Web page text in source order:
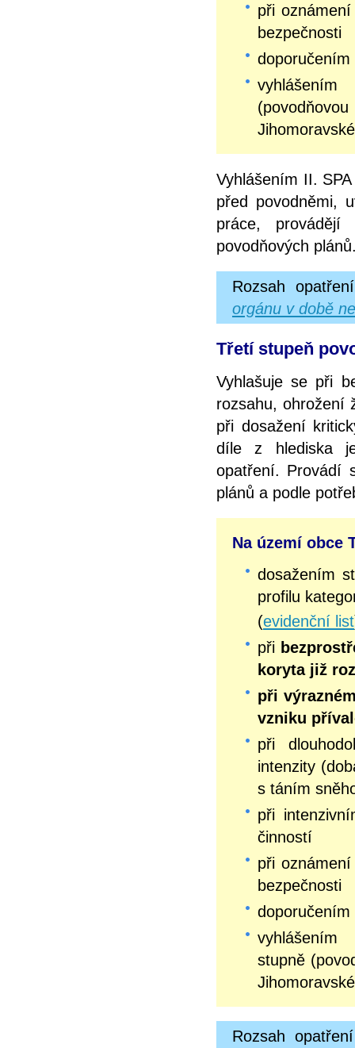
při
bezpečnosti
Vyhlášením II.
před povodněmi,
práce,
povodňových
Rozsah
orgánu v době
Třetí stupeň
Vyhlašuje se při
rozsahu, ohrožení
při dosažení
díle z hlediska
opatření. Provádí
plánů a podle
Na území obce
dosažením
profilu
(evidenční list
při
koryta již
při
vzniku
při
intenzity
s táním
při
činností
při
bezpečnosti
stupně
Rozsah